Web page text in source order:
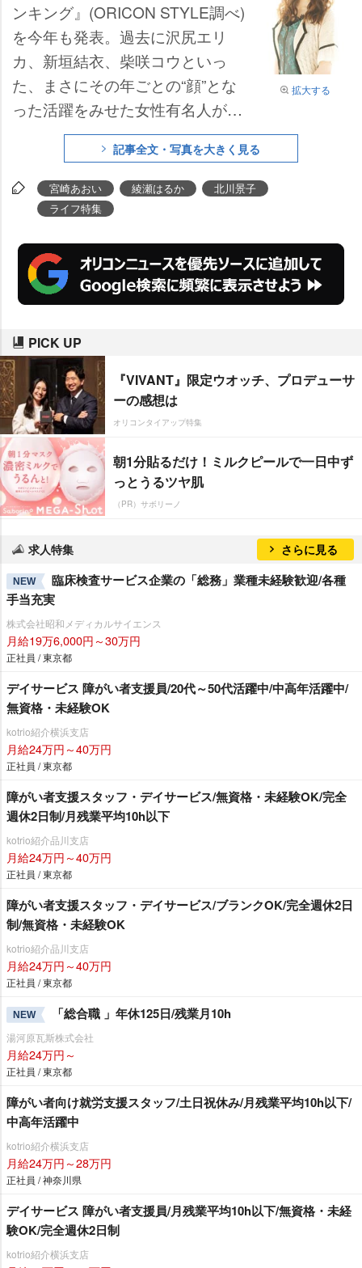
拡大する
ンキング』(ORICON STYLE調べ)
を今年も発表。過去に沢尻エリ
カ、新垣結衣、柴咲コウといっ
た、まさにその年ごとの“顔”とな
った活躍をみせた女性有名人が選
ばれてきた同ランキングだが、今
年は女優【北川景子】が初のトッ
プに躍り出た。同世代である20代
女性から「綺麗だし、自然な笑顔
女性)と票を伸ばし、キレイとカワ
イイを備えた顔立ちに羨望の声。
また、「サバサバした性格にも憧
などで見せる人柄も好印象に繋が
り、内面と外見の双方から“理想の
顔”と支持された。
記事全文・写真を大きく見る
宮崎あおい 綾瀬はるか
北川景子
ライフ特集
PICK UP
『VIVANT』限定ウオッチ、プロデューサ
ーの感想は
オリコンタイアップ特集
朝1分貼るだけ！ミルクピールで一日中ず
っとうるツヤ肌
（PR）サボリーノ
求人特集 さらに見る
NEW
臨床検査サービス企業の「総務」業種未経験歓迎/各種
手当充実
株式会社昭和メディカルサイエンス
月給19万6,000円～30万円
正社員 / 東京都
デイサービス 障がい者支援員/20代～50代活躍中/中高年活躍中/
無資格・未経験OK
kotrio紹介横浜支店
月給24万円～40万円
正社員 / 東京都
障がい者支援スタッフ・デイサービス/無資格・未経験OK/完全
週休2日制/月残業平均10h以下
kotrio紹介品川支店
月給24万円～40万円
正社員 / 東京都
障がい者支援スタッフ・デイサービス/ブランクOK/完全週休2日
制/無資格・未経験OK
kotrio紹介品川支店
月給24万円～40万円
正社員 / 東京都
NEW 「総合職 」年休125日/残業月10h
湯河原瓦斯株式会社
月給24万円～
正社員 / 東京都
障がい者向け就労支援スタッフ/土日祝休み/月残業平均10h以下/
中高年活躍中
kotrio紹介横浜支店
月給24万円～28万円
正社員 / 神奈川県
デイサービス 障がい者支援員/月残業平均10h以下/無資格・未経
験OK/完全週休2日制
kotrio紹介横浜支店